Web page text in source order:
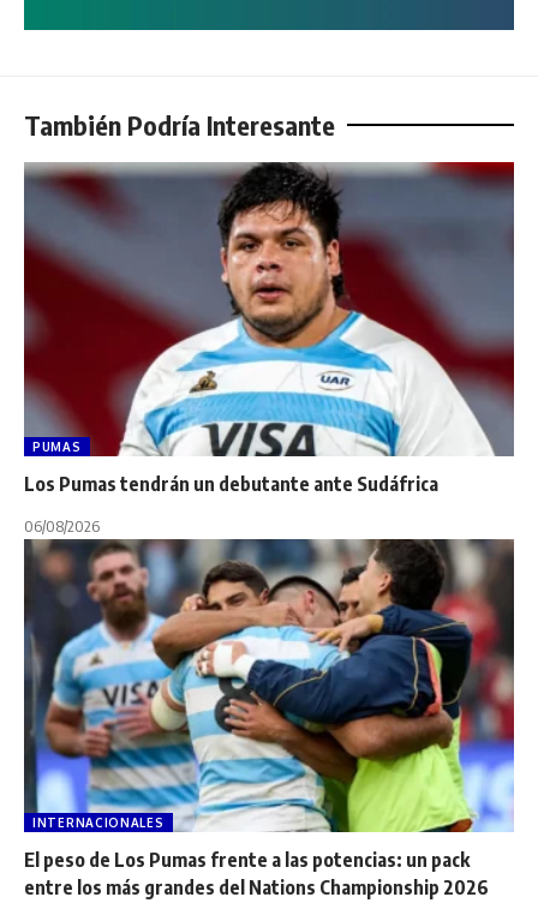
También Podría Interesante
PUMAS
Los Pumas tendrán un debutante ante Sudáfrica
06/08/2026
INTERNACIONALES
El peso de Los Pumas frente a las potencias: un pack
entre los más grandes del Nations Championship 2026